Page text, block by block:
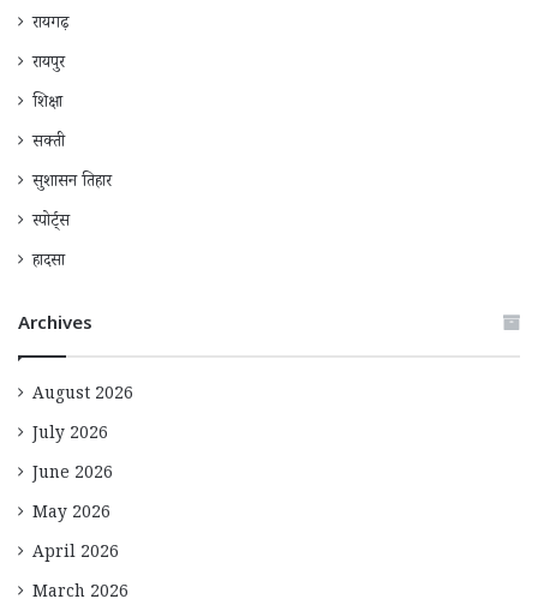
रायगढ़
रायपुर
शिक्षा
सक्ती
सुशासन तिहार
स्पोर्ट्स
हादसा
Archives
August 2026
July 2026
June 2026
May 2026
April 2026
March 2026